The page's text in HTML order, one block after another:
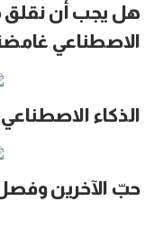
هل يجب أن نقلق
الاصطناعي
الذكاء
حبّ الآخرين